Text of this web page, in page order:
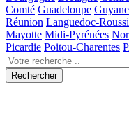
Comté Guadeloupe Guyane
Réunion Languedoc-
Mayotte Midi-Pyrénées
Picardie Poitou-Charentes
Rechercher